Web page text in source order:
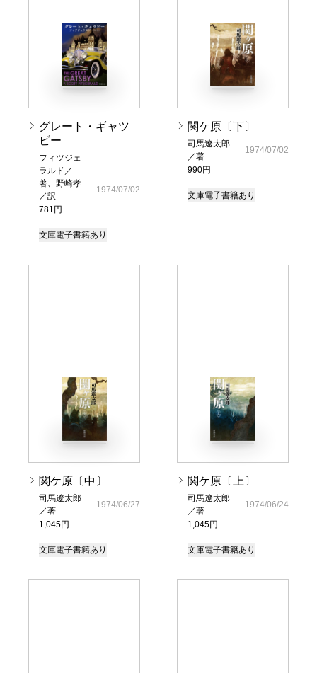
グレート・ギャツ
ビー
フィツジェ
ラルド／
著、野崎孝
／訳
781円
1974/07/02
文庫電子書籍あり
関ケ原〔下〕
司馬遼太郎
／著
990円
1974/07/02
文庫電子書籍あり
関ケ原〔中〕
司馬遼太郎
／著
1,045円
1974/06/27
文庫電子書籍あり
関ケ原〔上〕
司馬遼太郎
／著
1,045円
1974/06/24
文庫電子書籍あり